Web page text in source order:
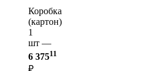
Коробка
(картон)
1
шт —
6 37511
₽